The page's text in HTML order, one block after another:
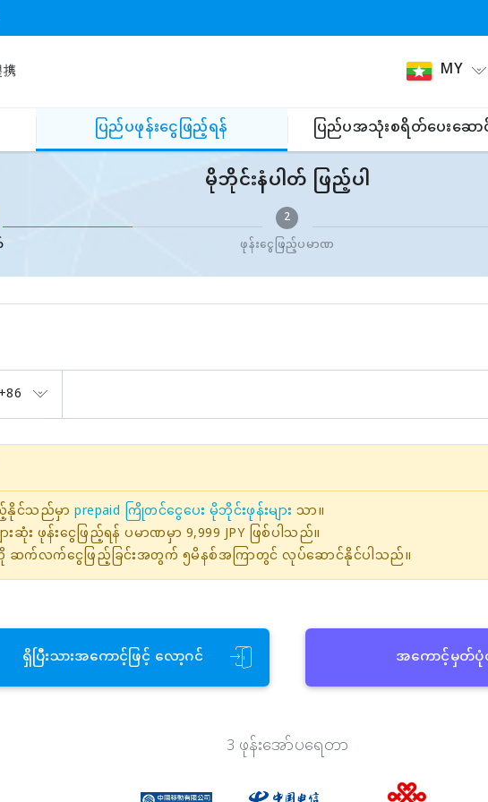
MY
ပြည်ပဖုန်းငွေဖြည့်ရန် ပြည်ပအသုံးစရိတ်ပေးဆော
မိုဘိုင်းနံပါတ် ဖြည့်ပါ
2
ဖုန်းငွေဖြည့်ပမာဏ
+86
ည့်နိုင်သည်မှာprepaid ကြိုတင်ငွေပေး မိုဘိုင်းဖုန်းများသာ။
း ဖုန်းငွေဖြည့်ရန် ပမာဏမှာ 9,999 JPY ဖြစ်ပါသည်။
ဆက်လက်ငွေဖြည့်ခြင်းအတွက် ၅မိနစ်အကြာတွင် လုပ်ဆောင်နိုင်ပါသည်။
ရှိပြီးသားအကောင့်ဖြင့် လော့ဂင် အကောင့်မှတ်
3 ဖုန်းအော်ပရေတာ